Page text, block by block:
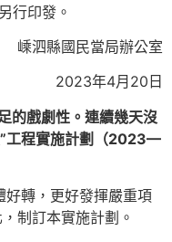
行印發。
嵊泗縣國民當局辦公室
2023年4月20日
的戲劇性。連續幾天沒
”工程實施計劃（2023—
好轉，更好發揮嚴重項
制訂本實施計劃。